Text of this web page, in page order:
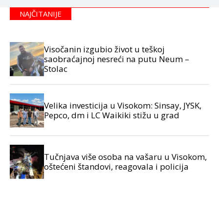
NAJČITANIJE
Visočanin izgubio život u teškoj
saobraćajnoj nesreći na putu Neum –
Stolac
Velika investicija u Visokom: Sinsay, JYSK,
Pepco, dm i LC Waikiki stižu u grad
Tučnjava više osoba na vašaru u Visokom,
oštećeni štandovi, reagovala i policija